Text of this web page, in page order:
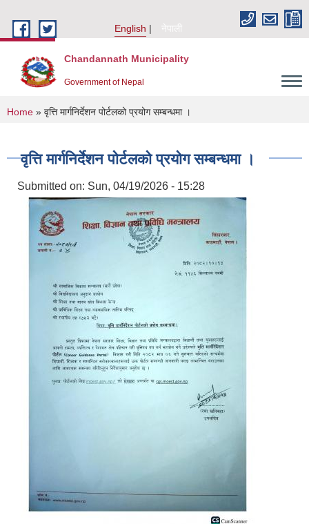
English
नेपाली
Chandannath Municipality
Government of Nepal
You are here
Home » वृत्ति मार्गनिर्देशन पोर्टलको प्रयोग सम्बन्धमा ।
वृत्ति मार्गनिर्देशन पोर्टलको प्रयोग सम्बन्धमा ।
Submitted on: Sun, 04/19/2026 - 15:28